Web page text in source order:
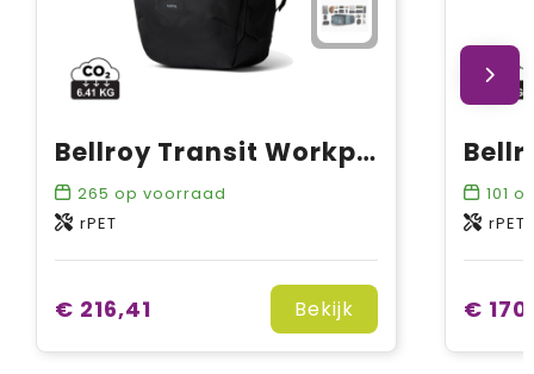
Bellroy Transit Workpack Pro 28L
265 op voorraad
rPET
€ 216,41 Bekijk
101
rPET
€